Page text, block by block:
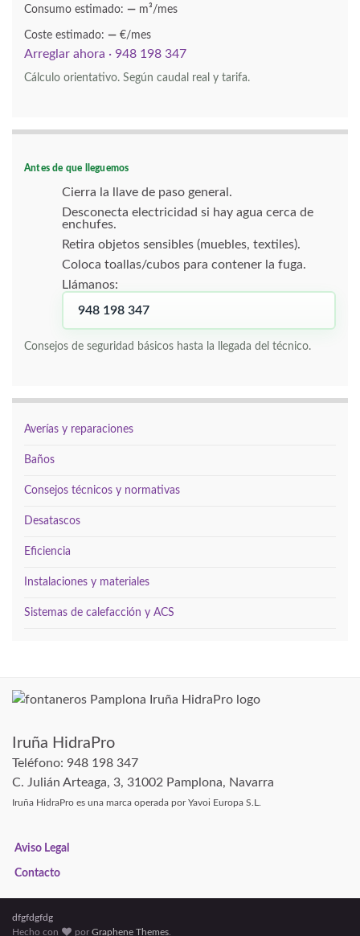
Consumo estimado: — m³/mes
Coste estimado: — €/mes
Arreglar ahora · 948 198 347
Cálculo orientativo. Según caudal real y tarifa.
Antes de que lleguemos
Cierra la llave de paso general.
Desconecta electricidad si hay agua cerca de
enchufes.
Retira objetos sensibles (muebles, textiles).
Coloca toallas/cubos para contener la fuga.
Llámanos:
948 198 347
Consejos de seguridad básicos hasta la llegada del técnico.
Averías y reparaciones
Baños
Consejos técnicos y normativas
Desatascos
Eficiencia
Instalaciones y materiales
Sistemas de calefacción y ACS
Iruña HidraPro
Teléfono: 948 198 347
C. Julián Arteaga, 3, 31002 Pamplona, Navarra
Iruña HidraPro es una marca operada por Yavoi Europa S.L.
Aviso Legal
Contacto
dfgfdgfdg
Hecho con
porGraphene Themes